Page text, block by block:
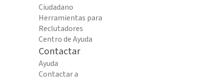
Ciudadano
Herramientas para
Reclutadores
Centro de Ayuda
Contactar
Ayuda
Contactar a